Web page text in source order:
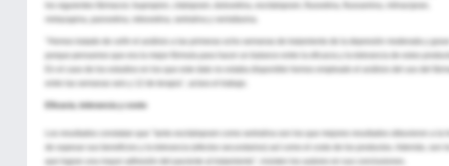
los siguientes fármacos: bupropion, citalopram, duloxetina, escitalopram, fluoxetina, fluoxamina, milnacipran,
mirtazapina, paroxetina, reboxetina, sertralina y venlafaxina.
porque pensamos que era la mejor fórmula para hacer un balance entre la eficacia y la tolerancia de estos
entre las semanas seis y 12 de terapia", aclara el trabajo.
Eficacia, tolerancia y costo
de sopesar sus beneficios y la tolerancia (efectos secundarios) así como el costo de los productos. Además, son
que logran una mayor adhesión del paciente al tratamiento", insisten los autores en sus conclusiones.